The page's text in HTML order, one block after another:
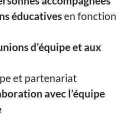
éducativesen fonction
d’équipe et aux
et partenariat
avec l’équipe